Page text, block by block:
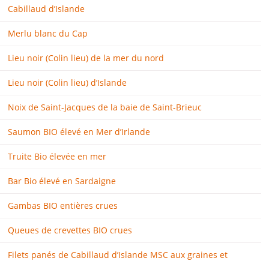
Cabillaud d’Islande
Merlu blanc du Cap
Lieu noir (Colin lieu) de la mer du nord
Lieu noir (Colin lieu) d’Islande
Noix de Saint-Jacques de la baie de Saint-Brieuc
Saumon BIO élevé en Mer d’Irlande
Truite Bio élevée en mer
Bar Bio élevé en Sardaigne
Gambas BIO entières crues
Queues de crevettes BIO crues
Filets panés de Cabillaud d’Islande MSC aux graines et